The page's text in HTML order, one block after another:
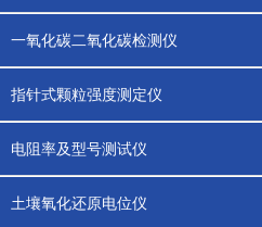
一氧化碳二氧化碳检测仪
指针式颗粒强度测定仪
电阻率及型号测试仪
土壤氧化还原电位仪